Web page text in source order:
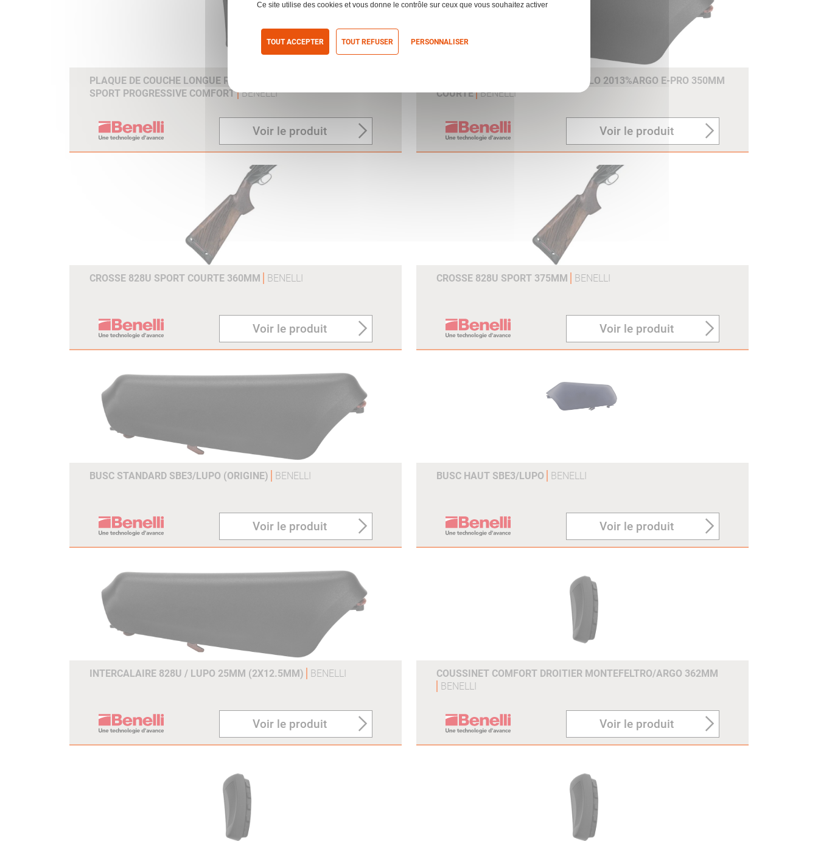
PLAQUE DE COUCHE LONGUE RAFF 2013 / ARGO E PRO / 828
SPORT PROGRESSIVE COMFORT BENELLI
Voir le produit
KIT PLAQUE DE COUCHE RAFFAELLO 2013%ARGO E-PRO 350MM
COURTE BENELLI
Voir le produit
CROSSE 828U SPORT COURTE 360MM BENELLI
Voir le produit
CROSSE 828U SPORT 375MM BENELLI
Voir le produit
BUSC STANDARD SBE3/LUPO (ORIGINE) BENELLI
Voir le produit
BUSC HAUT SBE3/LUPO BENELLI
Voir le produit
INTERCALAIRE 828U / LUPO 25MM (2X12.5MM) BENELLI
Voir le produit
COUSSINET COMFORT DROITIER MONTEFELTRO/ARGO 362MM
BENELLI
Voir le produit
Ce site utilise des cookies et vous donne le contrôle sur ceux que vous souhaitez activer
TOUT ACCEPTER TOUT REFUSER PERSONNALISER